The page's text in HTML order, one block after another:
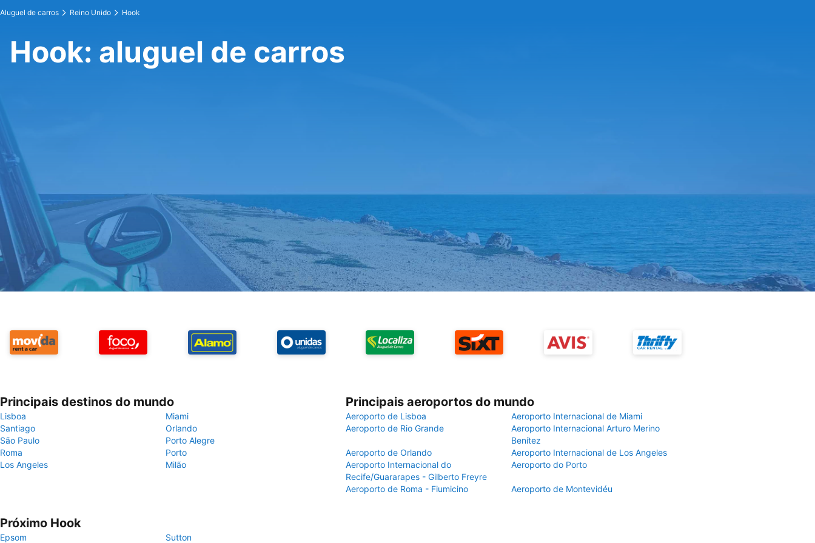
Aluguel de carros Reino Unido Hook
Hook: aluguel de carros
Principais destinos do mundo
Lisboa
Miami
Santiago
Orlando
São Paulo
Porto Alegre
Roma
Porto
Los Angeles
Milão
Principais aeroportos do mundo
Aeroporto de Lisboa
Aeroporto Internacional de Miami
Aeroporto de Rio Grande
Aeroporto Internacional Arturo Merino
Benítez
Aeroporto de Orlando
Aeroporto Internacional de Los Angeles
Aeroporto Internacional do
Recife/Guararapes - Gilberto Freyre
Aeroporto do Porto
Aeroporto de Roma - Fiumicino Aeroporto de Montevidéu
Próximo Hook
Epsom Sutton